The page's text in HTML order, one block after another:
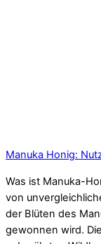
Manuka Honig:
Was ist Manuka-
von
der Blüten des
gewonnen wird.